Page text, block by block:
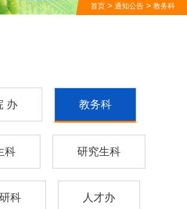
首页 > 通知公告 > 教务科
办 教务科
科 研究生科
科 人才办